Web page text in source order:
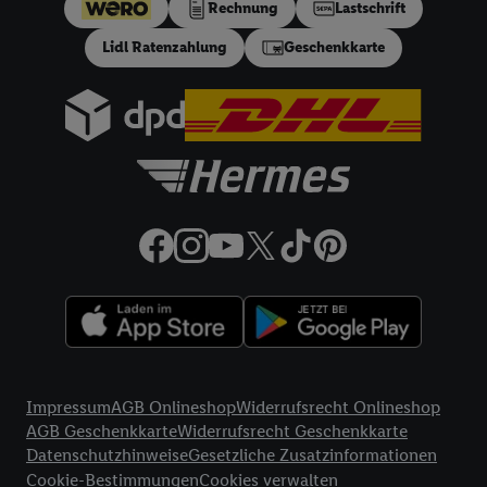
festen Sollzinssatz von 10,48% p.a. Repräsentatives Beispiel
gem. §17 (4) PAngV: Nettodarlehensbetrag 200 €,
Gesamtbetrag 212.10 €, 12 monatliche Raten à 17.68 €, eff.
Digital Deutschland GmbH & Co. KG, Bonfelder Straße 2,
74206 Bad Wimpfen.
Lidl Plus Versandkostenfrei-Coupon:
Versandkostenfrei-Coupon gilt nur für Lidl Plus Nutzer bei
den in der Lidl Plus App vorgegebenen
Mindestbestellwert auf die im Warenkorb befindlichen Artikel
Mindestbestellwert angegeben ist, beträgt der
Mindestbestellwert 79 €. Sollte der jeweils geltende
Mindestbestellwert nachträglich in Folge einer Teilretoure
Rechnung zu stellen. Coupon wird nach Aktivierung
automatisch im Bestellprozess, sofern mit Lidl Plus Konto im
Onlineshop angemeldet, abgezogen. Gilt nicht für Lidl Fotos,
Rechnung Lastschrift
Lidl Ratenzahlung Geschenkkarte
ImpressumAGB OnlineshopWiderrufsrecht Onlineshop
AGB GeschenkkarteWiderrufsrecht Geschenkkarte
DatenschutzhinweiseGesetzliche Zusatzinformationen
Cookie-BestimmungenCookies verwalten